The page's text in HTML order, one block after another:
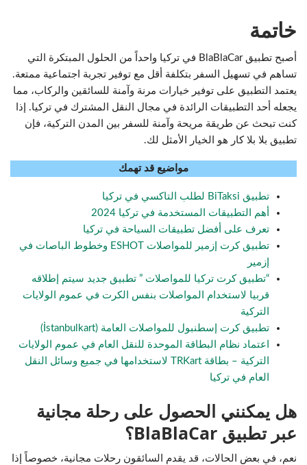
خاتمة
أصبح تطبيق BlaBlaCar في تركيا واحداً من الحلول المبتكرة التي
تساهم في تسهيل السفر بتكلفة أقل مع توفير تجربة اجتماعية ممتعة.
يعتمد التطبيق على توفير خيارات مرنة وآمنة للسائقين والركاب، مما
يجعله أحد التطبيقات الرائدة في مجال النقل المشترك في تركيا. إذا
كنت تبحث عن طريقة مريحة وآمنة للسفر بين المدن التركية، فإن
تطبيق بلا بلا كار هو الخيار الأمثل لك.
مواضيع قد تهمك
تطبيق BiTaksi لطلب التاكسي في تركيا
أهم التطبيقات المستخدمة في تركيا 2024
تعرف على أفضل تطبيقات السياحة في تركيا
تطبيق كرت إزمير للمواصلات ESHOT وخطوط الباصات في
إزمير
“تطبيق كرت تركيا للمواصلات ” تطبيق جديد سيتم إطلاقه
قربيا لاستخدام المواصلات بنفس الكرت في عموم الولايات
التركية
تطبيق كرت إسطنبول للمواصلات العامة (İstanbulkart)
اعتماد نظام البطاقة الموحدة للنقل العام في عموم الولايات
التركية – بطاقة TRKart لاستخدامها في جميع وسائل النقل
العام في تركيا
هل يمكنني الحصول على رحلة مجانية
عبر تطبيق BlaBlaCar؟
نعم، في بعض الحالات، قد يقدم السائقون رحلات مجانية، خصوصاً إذا